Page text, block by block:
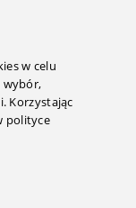
w celu
wybór,
Korzystając
polityce